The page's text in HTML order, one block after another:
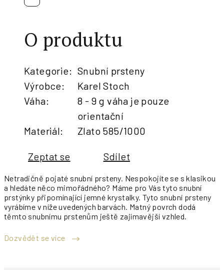
Netradičně pojaté snubní prsteny. Nespokojíte se s klasikou
a hledáte něco mimořádného? Máme pro Vás tyto snubní
prstýnky připomínající jemné krystalky. Tyto snubní prsteny
vyrábíme v níže uvedených barvách. Matný povrch dodá
těmto snubnímu prstenům ještě zajímavější vzhled.
Dozvědět se více
O produktu
Kategorie: Snubní prsteny
Výrobce:
Karel Stoch
Váha:
8 - 9 g váha je pouze
orientační
Materiál: Zlato 585/1000
Zeptat se Sdílet